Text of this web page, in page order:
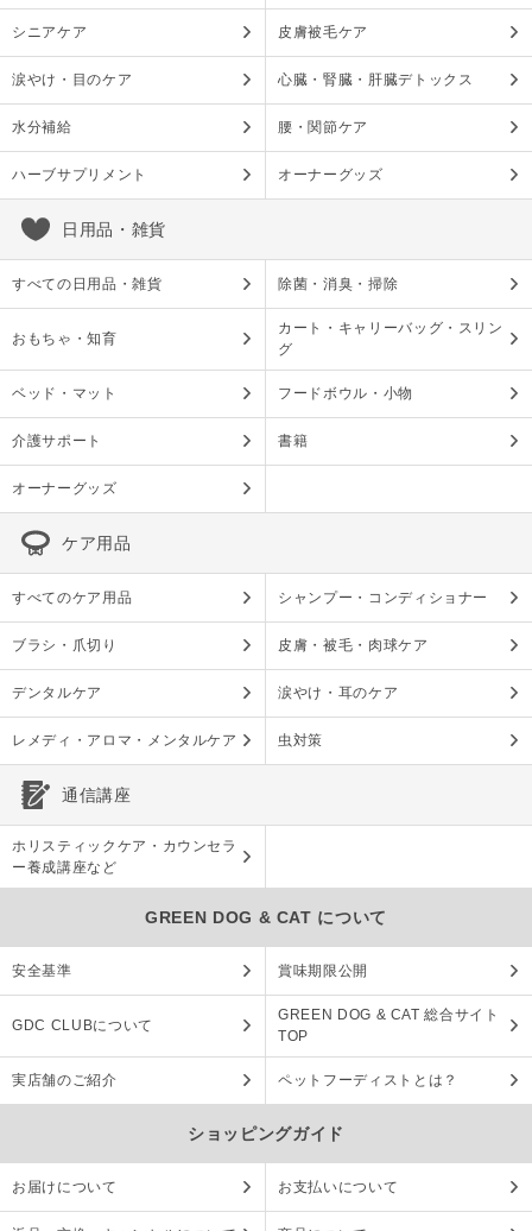
シニアケア 皮膚被毛ケア
涙やけ・目のケア 心臓・腎臓・肝臓デトックス
水分補給 腰・関節ケア
ハーブサプリメント オーナーグッズ
日用品・雑貨
すべての日用品・雑貨 除菌・消臭・掃除
おもちゃ・知育
カート・キャリーバッグ・スリン
グ
ベッド・マット フードボウル・小物
介護サポート 書籍
オーナーグッズ
ケア用品
すべてのケア用品 シャンプー・コンディショナー
ブラシ・爪切り 皮膚・被毛・肉球ケア
デンタルケア 涙やけ・耳のケア
レメディ・アロマ・メンタルケア 虫対策
通信講座
ホリスティックケア・カウンセラ
ー養成講座など
GREEN DOG & CAT について
安全基準 賞味期限公開
GDC CLUBについて
GREEN DOG & CAT 総合サイト
TOP
実店舗のご紹介 ペットフーディストとは？
ショッピングガイド
お届けについて お支払いについて